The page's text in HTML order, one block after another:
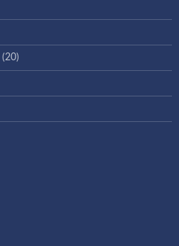
(20)